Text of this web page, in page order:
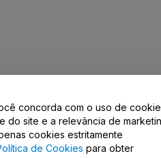
Conosco
concorda com o uso de
do site e a relevância de
cookies estritamente
de Cookies para obter